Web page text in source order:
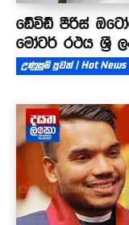
ඩේවිඩ් පීරිස්
මෝටර් රථය ශ්‍රී
උණුසුම් පුවත් | Hot News